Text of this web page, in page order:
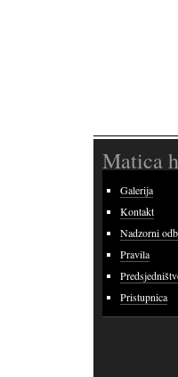
Matica
Galerija
Kontakt
Nadzorni
Pravila
Pristupnica